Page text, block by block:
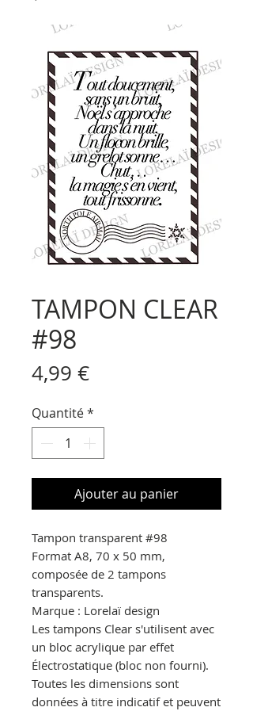
TAMPON CLEAR
#98
4,99 €Prix
Quantité*
Ajouter au panier
Tampon transparent #98
Format A8, 70 x 50 mm,
composée de 2 tampons
transparents.
Marque : Lorelaï design
Les tampons Clear s'utilisent avec
un bloc acrylique par effet
Électrostatique (bloc non fourni).
Toutes les dimensions sont
données à titre indicatif et peuvent